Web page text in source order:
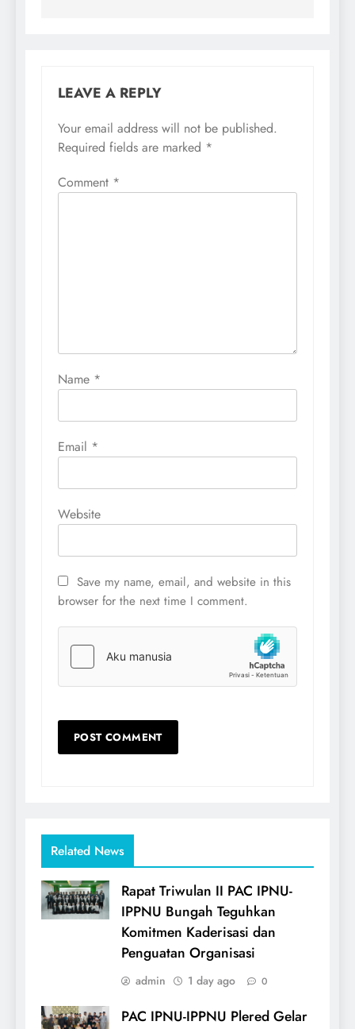
LEAVE A REPLY
Your email address will not be published.
Required fields are marked *
Comment *
Name *
Email *
Website
Save my name, email, and website in this
browser for the next time I comment.
Related News
Rapat Triwulan II PAC IPNU-
IPPNU Bungah Teguhkan
Komitmen Kaderisasi dan
Penguatan Organisasi
admin 1 day ago 0
PAC IPNU-IPPNU Plered Gelar